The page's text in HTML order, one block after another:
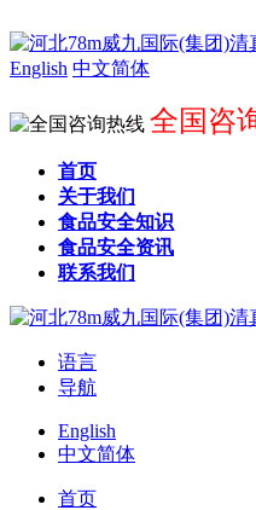
English 中文简体
全国咨
首页
关于我们
食品安全知识
食品安全资讯
联系我们
语言
导航
English
中文简体
首页